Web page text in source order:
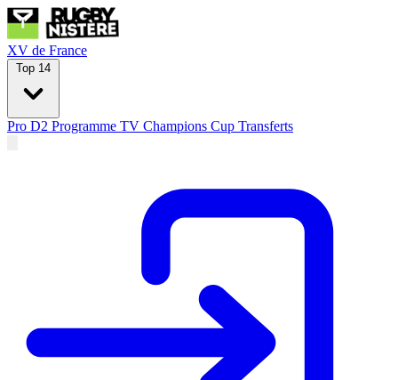
XV de France
Top 14
Pro D2 Programme TV Champions Cup Transferts